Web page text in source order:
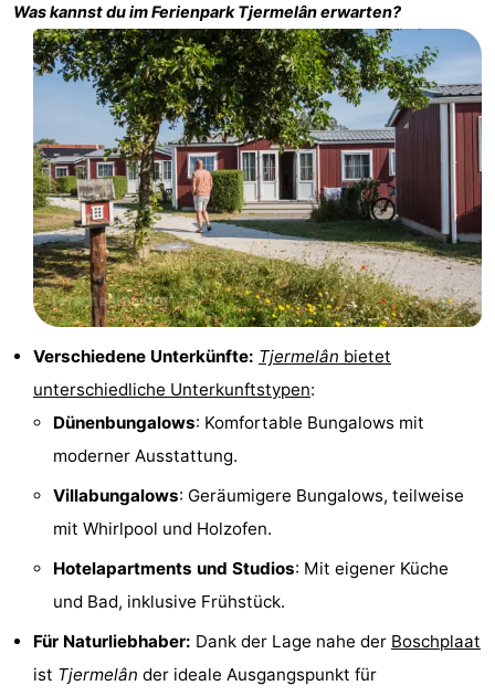
Tjermelân
Hotels
Zimmer
Frühstück)
Lastminutes
Strand
Sehen
tun
Museen
Denkmäler
Kirchen
Aussichtspunkte
Attraktionen
Rundfahrten
Spielplätze
Was kannst du im FerienparkTjermelânerwarten?
Verschiedene Unterkünfte: Tjermelân bietet
unterschiedliche Unterkunftstypen:
Dünenbungalows: Komfortable Bungalows mit
moderner Ausstattung.
Villabungalows: Geräumigere Bungalows, teilweise
mit Whirlpool und Holzofen.
Hotelapartments und Studios: Mit eigener Küche
und Bad, inklusive Frühstück.
Für Naturliebhaber: Dank der Lage nahe der Boschplaat
ist Tjermelân der ideale Ausgangspunkt für